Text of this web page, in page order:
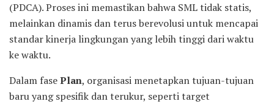
(PDCA). Proses ini memastikan bahwa SML tidak statis,
melainkan dinamis dan terus berevolusi untuk mencapai
standar kinerja lingkungan yang lebih tinggi dari waktu
ke waktu.
Dalam fasePlan, organisasi menetapkan tujuan-tujuan
baru yang spesifik dan terukur, seperti target